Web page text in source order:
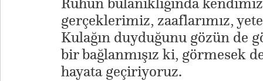
gerçeklerimiz, zaaflarımız,
Kulağın duyduğunu gözün de
bir bağlanmışız ki, görmesek
hayata geçiriyoruz.